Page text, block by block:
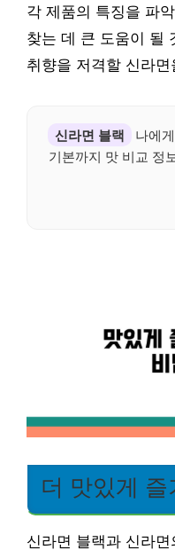
각 제품의 특징을 파
찾는 데 큰 도움이 될
취향을 저격할 신라
신라면 블랙
나에
기본까지 맛 비교 정
더 맛있게 즐
신라면 블랙과 신라